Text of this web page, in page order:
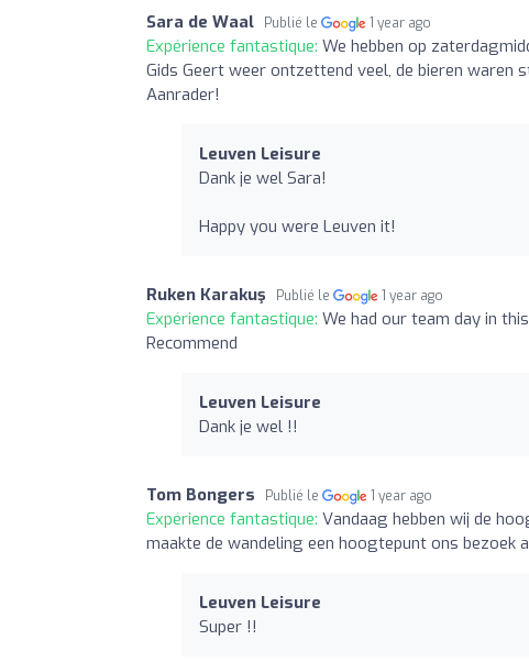
Sara de Waal Publié le 1 year ago
Expérience fantastique: We hebben op
Gids Geert weer ontzettend veel, de bieren waren
Aanrader!
Leuven Leisure
Dank je wel Sara!
Happy you were Leuven it!
Ruken Karakuş Publié le 1 year ago
Expérience fantastique: We had our team day in
Recommend
Leuven Leisure
Dank je wel !!
Tom Bongers Publié le 1 year ago
Expérience fantastique: Vandaag hebben wij de
maakte de wandeling een hoogtepunt ons bezoek
Leuven Leisure
Super !!